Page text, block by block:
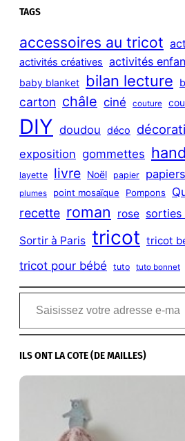
a
c
h
TAGS
accessoires au tricot
activités créatives activités
baby blanket bilan lecture
carton châle ciné couture
DIY doudou déco
exposition gommettes
layette livre Noël papier
plumes point mosaïque Pompons
recette roman rose sorties
Sortir à Paris tricot tricot
tricot pour bébé tuto tuto bonnet
Saisissez votre adresse e-mail…
ILS ONT LA COTE (DE MAILLES)